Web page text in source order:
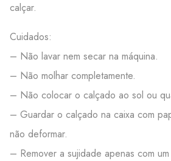
calçar.
Cuidados:
– Não lavar nem secar na máquina.
– Não molhar completamente.
– Não colocar o calçado ao sol ou
– Guardar o calçado na caixa com
não deformar.
– Remover a sujidade apenas com